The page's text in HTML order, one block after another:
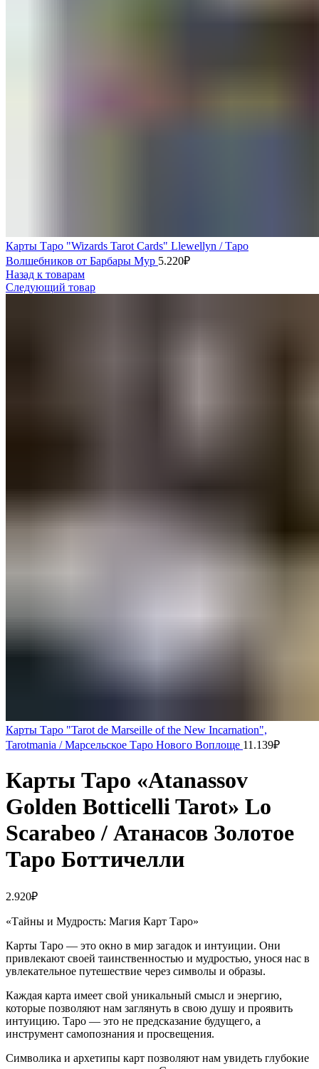
Карты Таро "Wizards Tarot Cards" Llewellyn / Таро
Волшебников от Барбары Мур 5.220₽
Назад к товарам
Следующий товар
Карты Таро "Tarot de Marseille of the New Incarnation",
Tarotmania / Марсельское Таро Нового Воплоще 11.139₽
Карты Таро «Atanassov
Golden Botticelli Tarot» Lo
Scarabeo / Атанасов Золотое
Таро Боттичелли
2.920₽
«Тайны и Мудрость: Магия Карт Таро»
Карты Таро — это окно в мир загадок и интуиции. Они
привлекают своей таинственностью и мудростью, унося нас в
увлекательное путешествие через символы и образы.
Каждая карта имеет свой уникальный смысл и энергию,
которые позволяют нам заглянуть в свою душу и проявить
интуицию. Таро — это не предсказание будущего, а
инструмент самопознания и просвещения.
Символика и архетипы карт позволяют нам увидеть глубокие